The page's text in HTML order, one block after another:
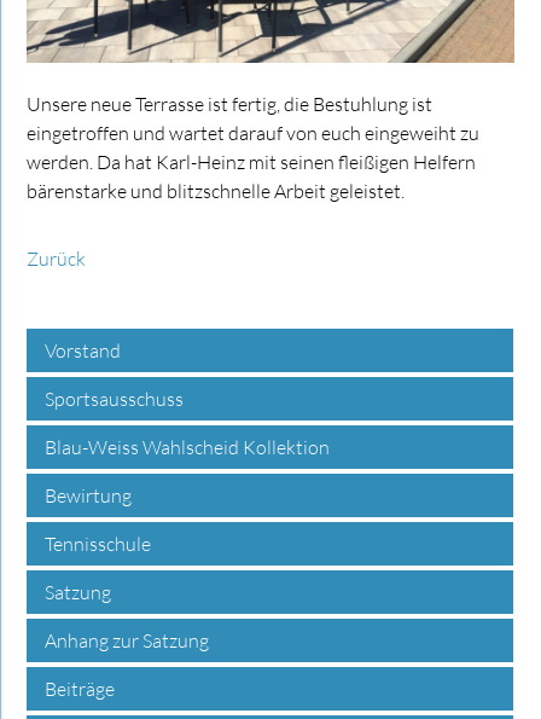
Unsere neue Terrasse ist fertig, die Bestuhlung ist
eingetroffen und wartet darauf von euch eingeweiht zu
werden. Da hat Karl-Heinz mit seinen fleißigen Helfern
bärenstarke und blitzschnelle Arbeit geleistet.
Zurück
Vorstand
Sportsausschuss
Blau-Weiss Wahlscheid Kollektion
Bewirtung
Tennisschule
Satzung
Anhang zur Satzung
Beiträge